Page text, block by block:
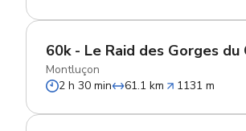
60k - Le Raid des Gorges du
Montluçon
2 h 30 min
61.1 km 1131 m